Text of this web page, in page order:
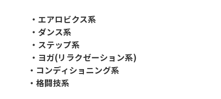
・エアロビクス系
・ダンス系
・ステップ系
・ヨガ(リラクゼーション系)
・コンディショニング系
・格闘技系